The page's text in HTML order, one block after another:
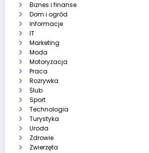
Biznes i finanse
Dom i ogród
Informacje
IT
Marketing
Moda
Motoryzacja
Praca
Rozrywka
Ślub
Sport
Technologia
Turystyka
Uroda
Zdrowie
Zwierzęta